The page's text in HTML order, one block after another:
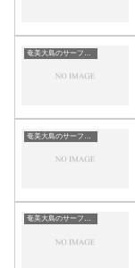
奄美大島のサーフィン波情報・ポイント・スポット一覧